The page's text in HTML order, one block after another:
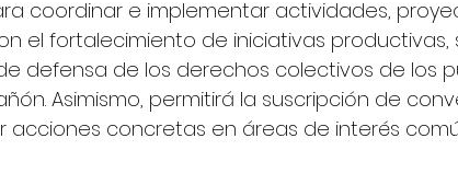
coordinar e implementar actividades,
el fortalecimiento de iniciativas productivas,
defensa de los derechos colectivos de los
Asimismo, permitirá la suscripción de
acciones concretas en áreas de interés